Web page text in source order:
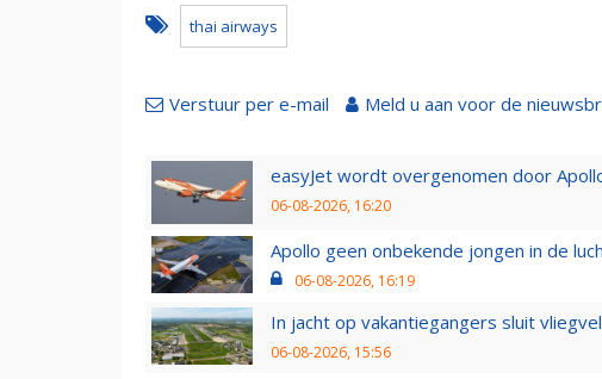
thai airways
Verstuur per e-mail Meld u aan voor de
easyJet wordt overgenomen door
06-08-2026, 16:20
Apollo geen onbekende jongen in de
06-08-2026, 16:19
In jacht op vakantiegangers sluit
06-08-2026, 15:56